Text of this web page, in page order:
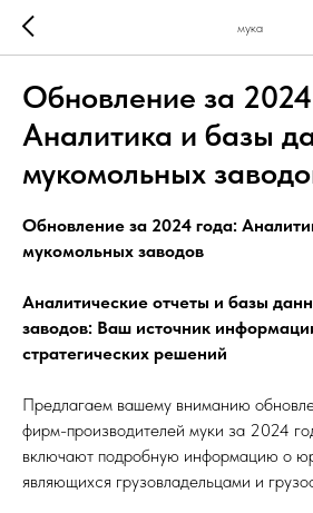
мука
Обновление за
Аналитика и базы
мукомольных
Обновление за 2024 года:
мукомольных заводов
Аналитические отчеты и базы
заводов: Ваш источник
стратегических решений
Предлагаем вашему вниманию
фирм-производителей муки за 2024
включают подробную информацию о
являющихся грузовладельцами и